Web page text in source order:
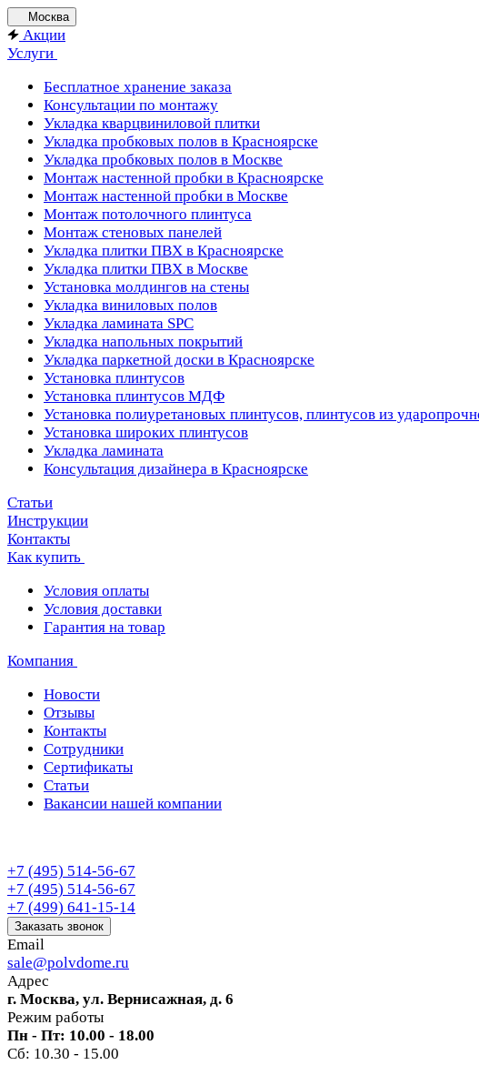
Москва
Акции
Услуги
Бесплатное хранение заказа
Консультации по монтажу
Укладка кварцвиниловой плитки
Укладка пробковых полов в Красноярске
Укладка пробковых полов в Москве
Монтаж настенной пробки в Красноярске
Монтаж настенной пробки в Москве
Монтаж потолочного плинтуса
Монтаж стеновых панелей
Укладка плитки ПВХ в Красноярске
Укладка плитки ПВХ в Москве
Установка молдингов на стены
Укладка виниловых полов
Укладка ламината SPC
Укладка напольных покрытий
Укладка паркетной доски в Красноярске
Установка плинтусов
Установка плинтусов МДФ
Установка полиуретановых плинтусов, плинтусов из
Установка широких плинтусов
Укладка ламината
Консультация дизайнера в Красноярске
Статьи
Инструкции
Контакты
Как купить
Условия оплаты
Условия доставки
Гарантия на товар
Компания
Новости
Отзывы
Контакты
Сотрудники
Сертификаты
Статьи
Вакансии нашей компании
+7 (495) 514-56-67
+7 (495) 514-56-67
+7 (499) 641-15-14
Заказать звонок
Email
sale@polvdome.ru
Адрес
г. Москва, ул. Вернисажная, д. 6
Режим работы
Пн - Пт: 10.00 - 18.00
Сб: 10.30 - 15.00